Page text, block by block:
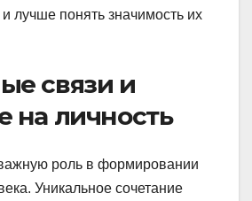
лучше понять значимость их
связи и
на личность
роль в формировании
Уникальное сочетание